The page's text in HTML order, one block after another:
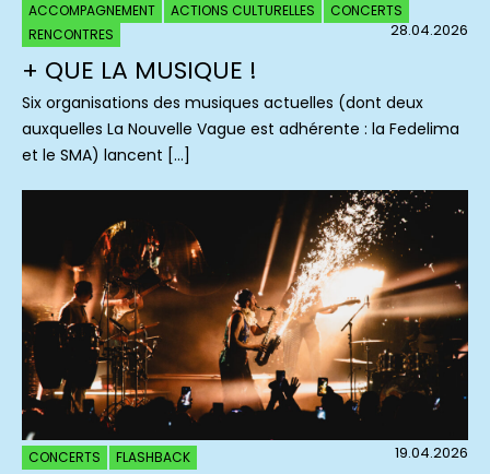
ACCOMPAGNEMENT ACTIONS CULTURELLES
CONCERTS
RENCONTRES
28.04.2026
+ QUE LA MUSIQUE !
Six organisations des musiques actuelles (dont deux
auxquelles La Nouvelle Vague est adhérente : la Fedelima
et le SMA) lancent […]
CONCERTS FLASHBACK 19.04.2026